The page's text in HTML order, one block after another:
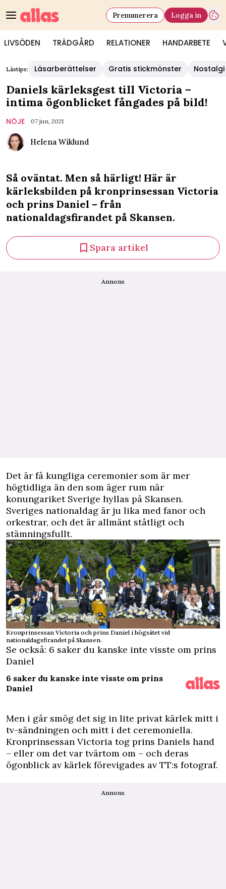
LIVSÖDEN TRÄDGÅRD RELATIONER HANDARBETE
Prenumerera Logga in
Lästips: Läsarberättelser Gratis stickmönster Nostalgi
Daniels kärleksgest till Victoria –
intima ögonblicket fångades på bild!
NÖJE 07 jun, 2021
Helena Wiklund
Så oväntat. Men så härligt! Här är
kärleksbilden på kronprinsessan Victoria
och prins Daniel – från
nationaldagsfirandet på Skansen.
Spara artikel
Annons
Det är få kungliga ceremonier som är mer
högtidliga än den som äger rum när
konungariket Sverige hyllas på Skansen.
Sveriges nationaldag är ju lika med fanor och
orkestrar, och det är allmänt ståtligt och
stämningsfullt.
Kronprinsessan Victoria och prins Daniel i högsätet vid
nationaldagsfirandet på Skansen.
Se också: 6 saker du kanske inte visste om prins
Daniel
6 saker du kanske inte visste om prins
Daniel
Men i går smög det sig in lite privat kärlek mitt i
tv-sändningen och mitt i det ceremoniella.
Kronprinsessan Victoria tog prins Daniels hand
– eller om det var tvärtom om – och deras
ögonblick av kärlek förevigades av TT:s fotograf.
Annons